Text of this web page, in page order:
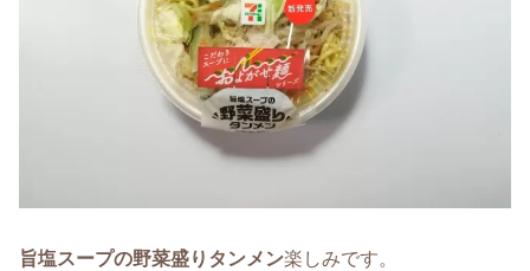
旨塩スープの野菜盛りタンメン楽しみです。